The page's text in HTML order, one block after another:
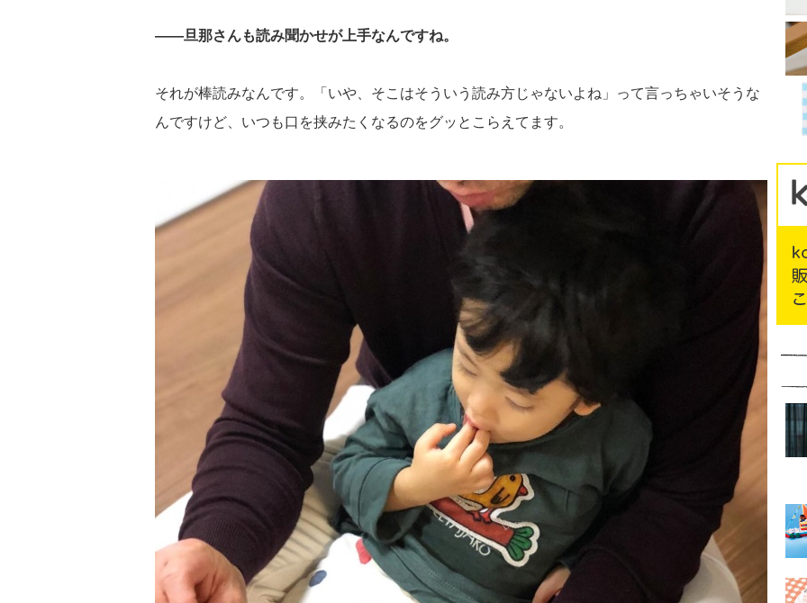
――旦那さんも読み聞かせが上手なんですね。
それが棒読みなんです。「いや、そこはそういう読み方じゃないよね」って言っちゃいそうな
んですけど、いつも口を挟みたくなるのをグッとこらえてます。